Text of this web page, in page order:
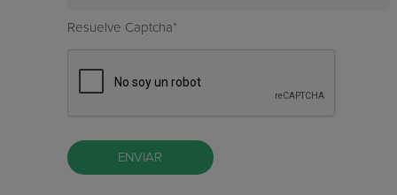
Resuelve Captcha*